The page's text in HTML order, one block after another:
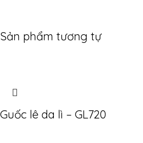
Sản phẩm tương tự
Guốc lê da lì – GL720